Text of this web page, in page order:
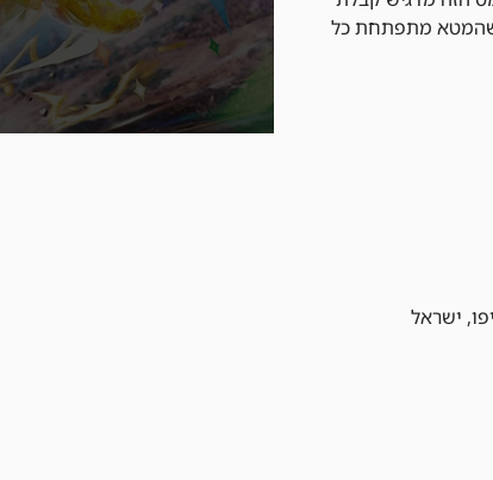
מתפתחת כל